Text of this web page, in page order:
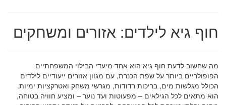
חוף גיא לילדים: אזורים ומשחקים
מה שחשוב לדעת חוף גיא הוא אחד מיעדי הבילוי המשפחתיים
הפופולריים ביותר על שפת הכנרת, עם מגוון אזורים ייעודיים לילדים
הכולל מגלשות מים, בריכות רדודות, מגרשי משחק ואטרקציות ימיות.
הוא מתאים לכל הגילאים – מפעוטות ועד נוער – ומציע חוויה בטוחה,